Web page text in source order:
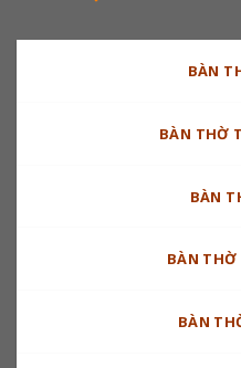
BÀN
BÀN THỜ
BÀN
BÀN THỜ
BÀN